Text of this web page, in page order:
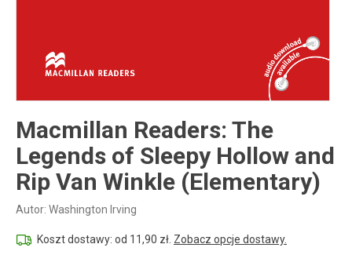
Macmillan Readers: The
Legends of Sleepy Hollow and
Rip Van Winkle (Elementary)
Autor: Washington Irving
Koszt dostawy: od 11,90 zł. Zobacz opcje dostawy.